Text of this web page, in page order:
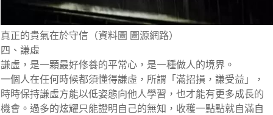
真正的貴氣在於守信（資料圖 圖源網路）
四、謙虛
謙虛，是一顆最好修養的平常心，是一種做人的境界。
一個人在任何時候都須懂得謙虛，所謂「滿招損，謙受益」，
時時保持謙虛方能以低姿態向他人學習，也才能有更多成長的
機會。過多的炫耀只能證明自己的無知，收穫一點點就自滿自